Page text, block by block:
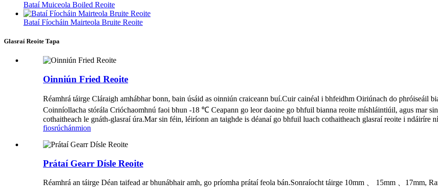
Bataí Muiceola Boiled Reoite
Bataí Fíocháin Mairteola Bruite Reoite
Glasraí Reoite Tapa
Oinniún Fried Reoite
Réamhrá táirge Cláraigh amhábhar bonn, bain úsáid as oinniún craiceann buí.Cuir cainéal i bhfeidhm Oiriúnach do phróiseáil
Coinníollacha stórála Crióchaomhnú faoi bhun -18 ℃ Ceapann go leor daoine go bhfuil bianna reoite míshláintiúil, agus mar
cothaitheach le gnáth-glasraí úra.Mar sin féin, léiríonn an taighde is déanaí go bhfuil luach cothaitheach glasraí reoite i ndáiríre
fiosrúchánmion
Prátaí Gearr Dísle Reoite
Réamhrá an táirge Déan taifead ar bhunábhair amh, go príomha prátaí feola bán.Sonraíocht táirge 10mm 、 15mm 、17mm,